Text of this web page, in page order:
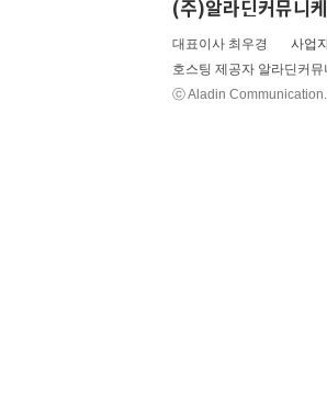
(주)알라딘커뮤니
대표이사 최우경 사업
호스팅 제공자 알라딘커뮤
ⓒ Aladin